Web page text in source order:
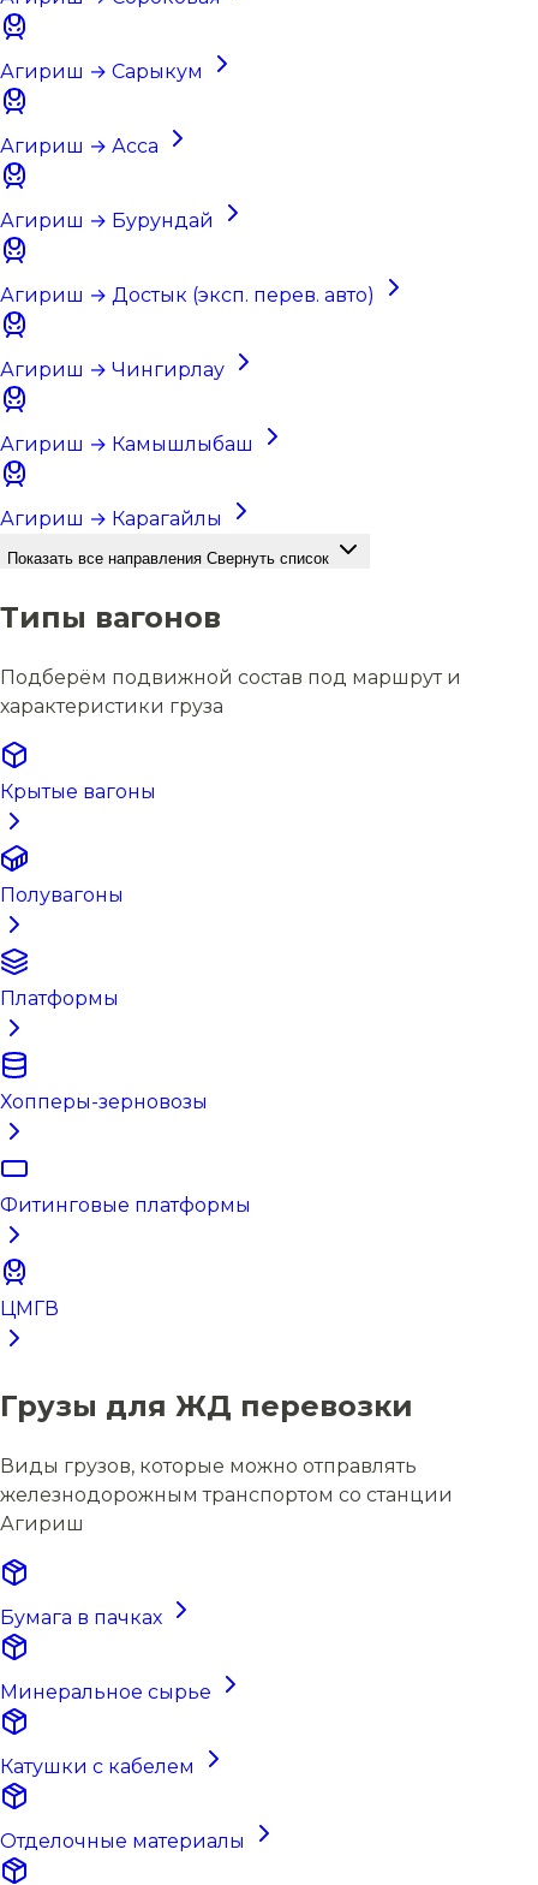
Агириш → Сарыкум
Агириш → Асса
Агириш → Бурундай
Агириш → Достык (эксп. перев. авто)
Агириш → Чингирлау
Агириш → Камышлыбаш
Агириш → Карагайлы
Показать все направления Свернуть список
Типы вагонов
Подберём подвижной состав под маршрут и
характеристики груза
Крытые вагоны
Полувагоны
Платформы
Хопперы-зерновозы
Фитинговые платформы
ЦМГВ
Грузы для ЖД перевозки
Виды грузов, которые можно отправлять
железнодорожным транспортом со станции
Агириш
Бумага в пачках
Минеральное сырье
Катушки с кабелем
Отделочные материалы